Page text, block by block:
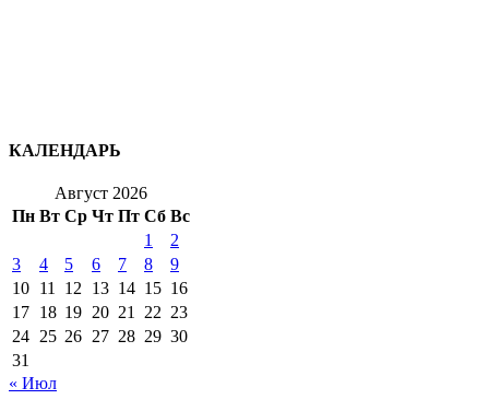
КАЛЕНДАРЬ
Август 2026
Пн Вт Ср Чт Пт Сб Вс
1
2
3
4 5 6 7 8
9
10 11 12 13 14 15 16
17 18 19 20 21 22 23
24 25 26 27 28 29 30
31
« Июл